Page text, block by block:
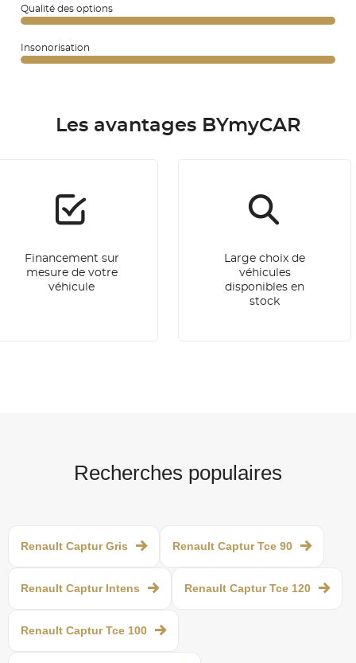
Qualité des options
Insonorisation
Les avantages BYmyCAR
Financement sur
mesure de votre
véhicule
Large choix de
véhicules
disponibles en
stock
Recherches populaires
Renault Captur Gris Renault Captur Tce 90
Renault Captur Intens Renault Captur Tce 120
Renault Captur Tce 100